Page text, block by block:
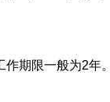
期限一般为2年